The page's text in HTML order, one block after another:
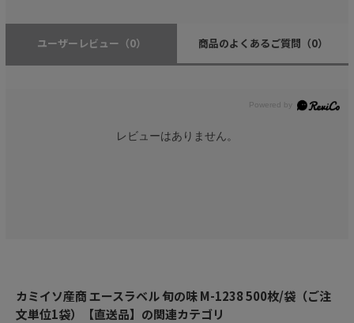
ユーザーレビュー （0） 商品のよくあるご質問 （0）
レビューはありません。
カミイソ産商 エースラベル 旬の味 M-1238 500枚/袋（ご注
文単位1袋）【直送品】の関連カテゴリ